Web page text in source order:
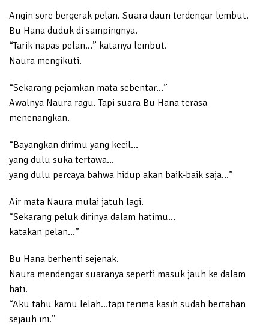
Angin sore bergerak pelan. Suara daun terdengar lembut.
Bu Hana duduk di sampingnya.
“Tarik napas pelan…” katanya lembut.
Naura mengikuti.
“Sekarang pejamkan mata sebentar…”
Awalnya Naura ragu. Tapi suara Bu Hana terasa
menenangkan.
“Bayangkan dirimu yang kecil…
yang dulu suka tertawa…
yang dulu percaya bahwa hidup akan baik-baik saja…”
Air mata Naura mulai jatuh lagi.
“Sekarang peluk dirinya dalam hatimu…
katakan pelan…”
Bu Hana berhenti sejenak.
Naura mendengar suaranya seperti masuk jauh ke dalam
hati.
“Aku tahu kamu lelah…tapi terima kasih sudah bertahan
sejauh ini.”